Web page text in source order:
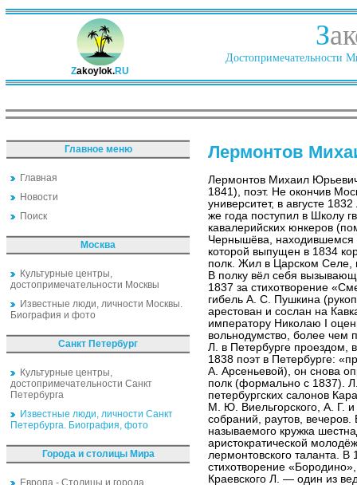
Zakoylok.RU
З
Достопримечательности
Главное меню
Главная
Новости
Поиск
Москва
Культурные центры,
достопримечательности Москвы
Известные люди, личности Москвы.
Биография и фото
Санкт Петербург
Культурные центры,
достопримечательности Санкт
Петербурга
Известные люди, личности Санкт
Петербурга. Биография, фото
Города и столицы Мира
Европа - Столицы и города
Лермонтов
Лермонтов Михаил
1841), поэт. Не окончив
университет, в августе
же года поступил в Школу
кавалерийских юнкеров
Чернышёва, находившемся
которой выпущен в 1834
полк. Жил в Царском Селе,
В полку вёл себя
1837 за стихотворение
гибель А. С. Пушкина
арестован и сослан на
императору Николаю I
вольнодумство, более
Л. в Петербурге проездом,
1838 поэт в Петербурге:
А. Арсеньевой), он снова
полк (формально с 1837).
петербургских салонов
М. Ю. Виельгорского, А. Г.
собраний, раутов, вечеров.
называемого кружка
аристократической
лермонтовского таланта.
стихотворение
Краевского Л. — один из